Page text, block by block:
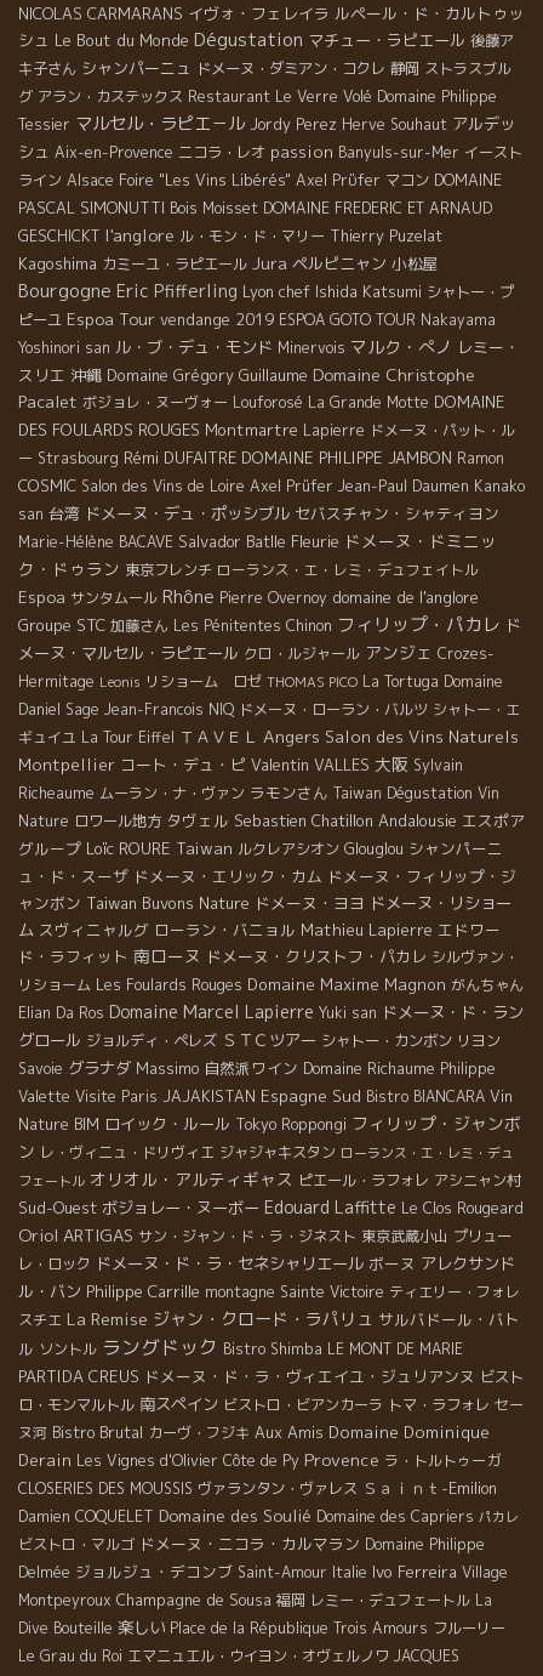
NICOLAS CARMARANS イヴォ・フェレイラ ルペール・ド・カルトゥッ
シュ Le Bout du Monde Dégustation マチュー・ラピエール 後藤ア
キ子さん シャンパーニュ ドメーヌ・ダミアン・コクレ 静岡 ストラスブル
グ アラン・カステックス Restaurant Le Verre Volé Domaine Philippe
Tessier マルセル・ラピエ－ル Jordy Perez Herve Souhaut アルデッ
シュ Aix-en-Provence ニコラ・レオ passion Banyuls-sur-Mer イースト
ライン Alsace Foire "Les Vins Libérés" Axel Prϋfer マコン DOMAINE
PASCAL SIMONUTTI Bois Moisset DOMAINE FREDERIC ET ARNAUD
GESCHICKT l'anglore ル・モン・ド・マリー Thierry Puzelat
Kagoshima カミーユ・ラピエール Jura ペルピニャン 小松屋
Bourgogne Eric Pfifferling Lyon chef Ishida Katsumi シャトー・プ
ピーユ Espoa Tour vendange 2019 ESPOA GOTO TOUR Nakayama
Yoshinori san ル・ブ・デュ・モンド Minervois マルク・ぺノ レミー・
スリエ 沖縄 Domaine Grégory Guillaume Domaine Christophe
Pacalet ボジョレ・ヌーヴォー Louforosé La Grande Motte DOMAINE
DES FOULARDS ROUGES Montmartre Lapierre ドメーヌ・パット・ル
ー Strasbourg Rémi DUFAITRE DOMAINE PHILIPPE JAMBON Ramon
COSMIC Salon des Vins de Loire Axel Prüfer Jean-Paul Daumen Kanako
san 台湾 ドメーヌ・デュ・ポッシブル セバスチャン・シャティヨン
Marie-Hélène BACAVE Salvador Batlle Fleurie ドメーヌ・ドミニッ
ク・ドゥラン 東京フレンチ ローランス・エ・レミ・デュフェイトル
Espoa サンタムール Rhône Pierre Overnoy domaine de l'anglore
Groupe STC 加藤さん Les Pénitentes Chinon フィリップ・パカレ ド
メーヌ・マルセル・ラピエール クロ・ルジャール アンジェ Crozes-
Hermitage Leonis リショーム ロゼ THOMAS PICO La Tortuga Domaine
Daniel Sage Jean-Francois NIQ ドメーヌ・ローラン・バルツ シャトー・エ
ギュイユ La Tour Eiffel ＴＡＶＥＬ Angers Salon des Vins Naturels
Montpellier コート・デュ・ピ Valentin VALLES 大阪 Sylvain
Richeaume ムーラン・ナ・ヴァン ラモンさん Taiwan Dégustation Vin
Nature ロワール地方 タヴェル Sebastien Chatillon Andalousie エスポア
グループ Loïc ROURE Taiwan ルクレアシオン Glouglou シャンパーニ
ュ・ド・スーザ ドメーヌ・エリック・カム ドメーヌ・フィリップ・ジ
ャンボン Taiwan Buvons Nature ドメーヌ・ヨヨ ドメーヌ・リショー
ム スヴィニャルグ ローラン・バニョル Mathieu Lapierre エドワー
ド・ラフィット 南ローヌ ドメーヌ・クリストフ・パカレ シルヴァン・
リショーム Les Foulards Rouges Domaine Maxime Magnon がんちゃん
Elian Da Ros Domaine Marcel Lapierre Yuki san ドメーヌ・ド・ラン
グロール ジョルディ・ペレズ ＳＴＣツアー シャトー・カンボン リヨン
Savoie グラナダ Massimo 自然派ワイン Domaine Richaume Philippe
Valette Visite Paris JAJAKISTAN Espagne Sud Bistro BIANCARA Vin
Nature BIM ロイック・ルール Tokyo Roppongi フィリップ・ジャンボ
ン レ・ヴィニュ・ドリヴィエ ジャジャキスタン ローランス・エ・レミ・デュ
フェートル オリオル・アルティギャス ピエール・ラフォレ アシニャン村
Sud-Ouest ボジョレー・ヌーボー Edouard Laffitte Le Clos Rougeard
Oriol ARTIGAS サン・ジャン・ド・ラ・ジネスト 東京武蔵小山 プリュー
レ・ロック ドメーヌ・ド・ラ・セネシャリエール ボーヌ アレクサンド
ル・バン Philippe Carrille montagne Sainte Victoire ティエリー・フォレ
スチエ La Remise ジャン・クロード・ラパリュ サルバドール・バト
ル ソントル ラングドック Bistro Shimba LE MONT DE MARIE
PARTIDA CREUS ドメーヌ・ド・ラ・ヴィエイユ・ジュリアンヌ ビスト
ロ・モンマルトル 南スペイン ビストロ・ビアンカーラ トマ・ラフォレ セー
ヌ河 Bistro Brutal カーヴ・フジキ Aux Amis Domaine Dominique
Derain Les Vignes d'Olivier Côte de Py Provence ラ・トルトゥーガ
CLOSERIES DES MOUSSIS ヴァランタン・ヴァレス Ｓａｉｎｔ-Emilion
Damien COQUELET Domaine des Soulié Domaine des Capriers パカレ
ビストロ・マルゴ ドメーヌ・ニコラ・カルマラン Domaine Philippe
Delmée ジョルジュ・デコンブ Saint-Amour Italie Ivo Ferreira Village
Montpeyroux Champagne de Sousa 福岡 レミー・デュフェートル La
Dive Bouteille 楽しい Place de la République Trois Amours フルーリー
Le Grau du Roi エマニュエル・ウイヨン・オヴェルノワ JACQUES